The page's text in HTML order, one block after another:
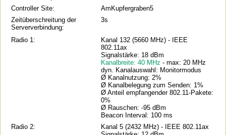
Controller Site:
AmKupfergraben5
Zeitüberschreitung der
Serververbindung:
3s
Radio 1:
Kanal 132 (5660 MHz) - IEEE
802.11ax
Signalstärke: 18 dBm
Kanalbreite: 40 MHz- max: 20 MHz
dyn. Kanalauswahl: Monitormodus
Ø Kanalnutzung: 2%
Ø Kanalbelegung zum Senden: 1%
Ø Anteil empfangender 802.11-Pakete:
0%
Ø Rauschen: -95 dBm
Beacon Interval: 100 ms
Radio 2:
Kanal 5 (2432 MHz) - IEEE 802.11ax